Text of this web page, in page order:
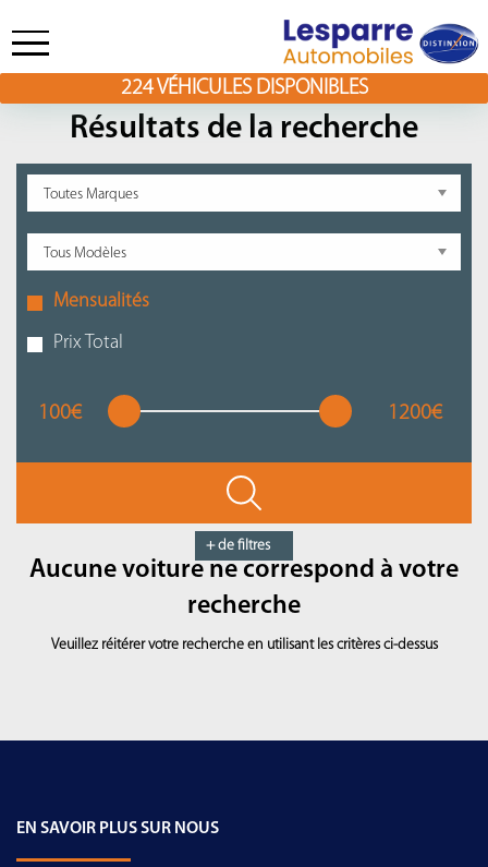
224VÉHICULES DISPONIBLES
Résultats de la recherche
Mensualités
Prix Total
100€ 1200€
+ de filtres
Aucune voiture ne correspond à votre
recherche
Veuillez réitérer votre recherche en utilisant les critères ci-dessus
EN SAVOIR PLUS SUR NOUS